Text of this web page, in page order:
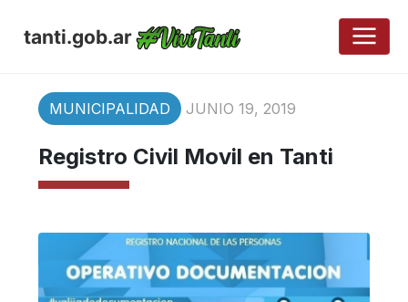
tanti.gob.ar
MUNICIPALIDAD JUNIO 19, 2019
Registro Civil Movil en Tanti